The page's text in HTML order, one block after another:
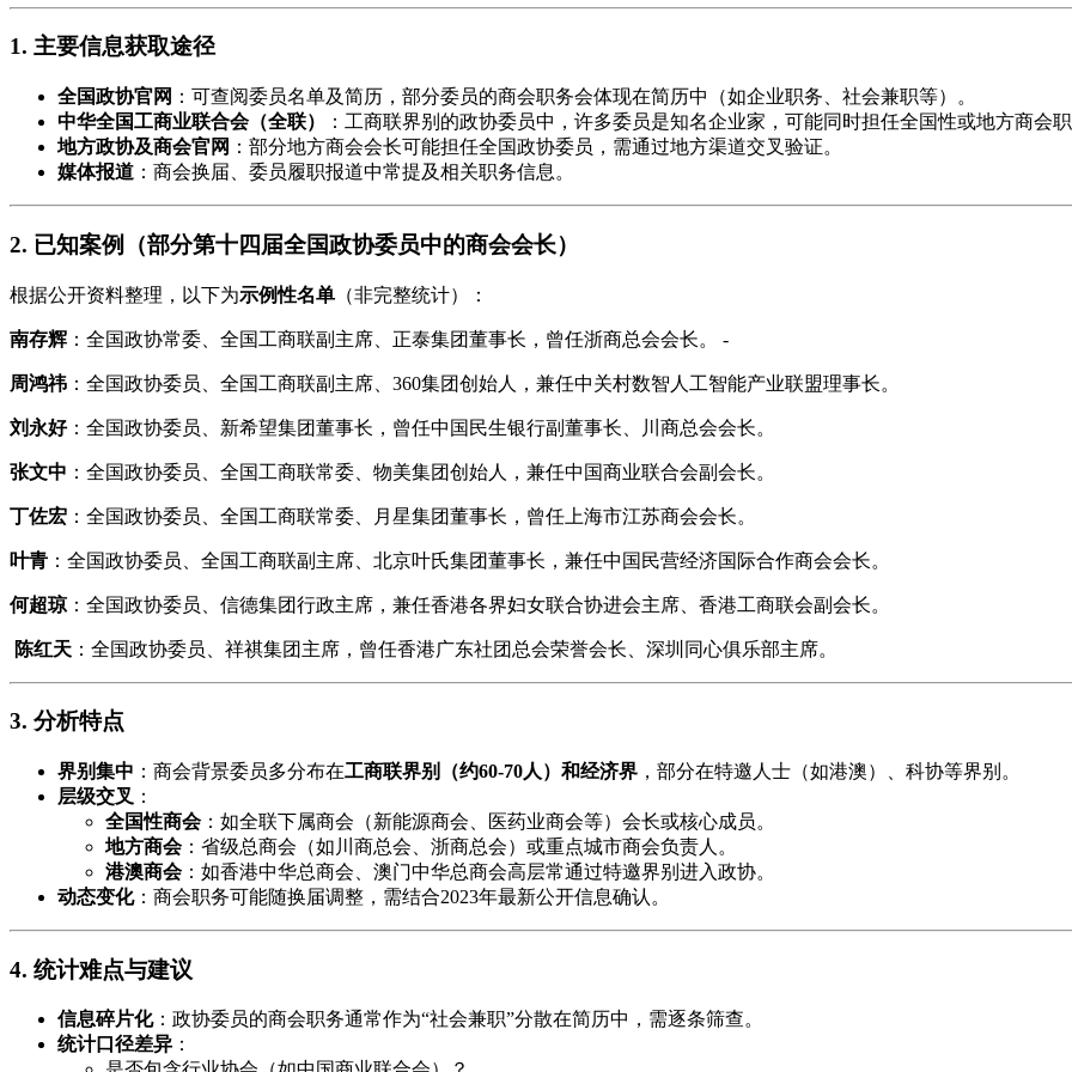
1. 主要信息获取途径
全国政协官网 ：可查阅委员名单及简历，部分委员的商会职务会体现在简历中（如企业职务、社会兼职等）。
中华全国工商业联合会（全联）
：工商联界别的政协委员中，许多委员是知名企业家，可能同时担任全国性或地方商会
地方政协及商会官网 ：部分地方商会会长可能担任全国政协委员，需通过地方渠道交叉验证。
媒体报道 ：商会换届、委员履职报道中常提及相关职务信息。
2. 已知案例（部分第十四届全国政协委员中的商会会长）
根据公开资料整理，以下为示例性名单 （非完整统计）：
南存辉 ：全国政协常委、全国工商联副主席、正泰集团董事长，曾任浙商总会会长。 -
周鸿祎 ：全国政协委员、全国工商联副主席、360集团创始人，兼任中关村数智人工智能产业联盟理事长。
刘永好：全国政协委员、新希望集团董事长，曾任中国民生银行副董事长、川商总会会长。
张文中 ：全国政协委员、全国工商联常委、物美集团创始人，兼任中国商业联合会副会长。
丁佐宏 ：全国政协委员、全国工商联常委、月星集团董事长，曾任上海市江苏商会会长。
叶青 ：全国政协委员、全国工商联副主席、北京叶氏集团董事长，兼任中国民营经济国际合作商会会长。
何超琼 ：全国政协委员、信德集团行政主席，兼任香港各界妇女联合协进会主席、香港工商联会副会长。
陈红天 ：全国政协委员、祥祺集团主席，曾任香港广东社团总会荣誉会长、深圳同心俱乐部主席。
3. 分析特点
界别集中 ：商会背景委员多分布在工商联界别 （约60-70人）和经济界 ，部分在特邀人士（如港澳）、科协等界别。
层级交叉 ：
全国性商会：如全联下属商会（新能源商会、医药业商会等）会长或核心成员。
地方商会：省级总商会（如川商总会、浙商总会）或重点城市商会负责人。
港澳商会：如香港中华总商会、澳门中华总商会高层常通过特邀界别进入政协。
动态变化：商会职务可能随换届调整，需结合2023年最新公开信息确认。
4. 统计难点与建议
信息碎片化：政协委员的商会职务通常作为“社会兼职”分散在简历中，需逐条筛查。
统计口径差异 ：